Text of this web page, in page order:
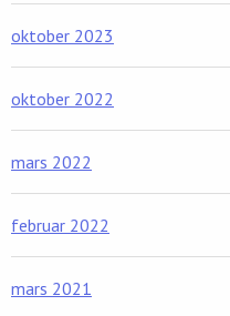
oktober 2023
oktober 2022
mars 2022
februar 2022
mars 2021